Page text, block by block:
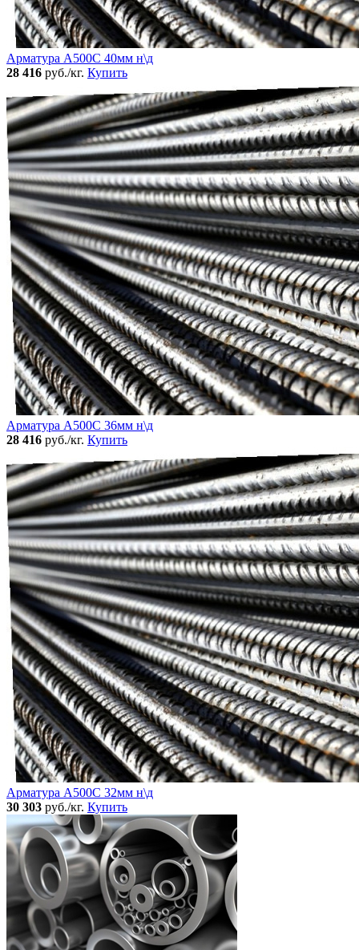
Арматура А500С 40мм н\д
28 416 руб./кг. Купить
Арматура А500С 36мм н\д
28 416 руб./кг. Купить
Арматура А500С 32мм н\д
30 303 руб./кг. Купить